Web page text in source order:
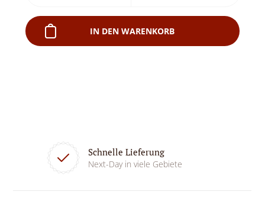
IN DEN WARENKORB
Schnelle Lieferung
Next-Day in viele Gebiete